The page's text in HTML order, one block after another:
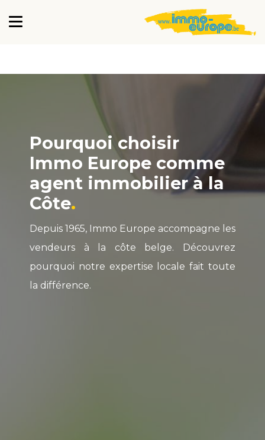
Pourquoi choisir
Immo Europe comme
agent immobilier à la
Côte
Depuis 1965, Immo Europe accompagne les
vendeurs à la côte belge. Découvrez
pourquoi notre expertise locale fait toute
la différence.